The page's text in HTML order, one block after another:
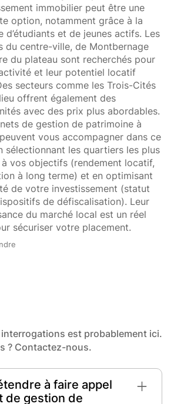
interrogations est probablement ici.
? Contactez-nous.
à faire appel
de gestion de